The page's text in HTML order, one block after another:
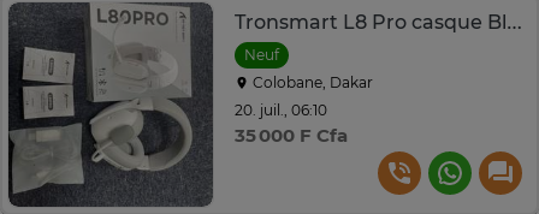
Tronsmart L8 Pro casque Bluetooth blanc PlayStation 4et 5
Neuf
Colobane, Dakar
20. juil., 06:10
35 000 F Cfa